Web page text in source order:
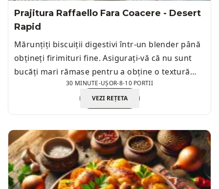
Prajitura Raffaello Fara Coacere - Desert
Rapid
Mărunțiți biscuiții digestivi într-un blender până
obțineți firimituri fine. Asigurați-vă că nu sunt
bucăți mari rămase pentru a obține o textură
30 MINUTE-UȘOR-8-10 PORTII
VEZI REȚETA